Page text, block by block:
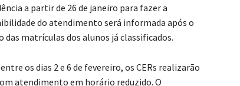
a partir de 26 de janeiro para fazer a
do atendimento será informada após o
matrículas dos alunos já classificados.
os dias 2 e 6 de fevereiro, os CERs realizarão
atendimento em horário reduzido. O